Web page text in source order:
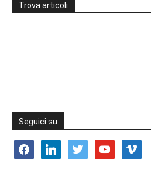
Trova articoli
Seguici su
facebooklinkedin twitter youtube vimeo